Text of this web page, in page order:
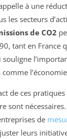
à une
les secteurs
de CO2
tant en France
de ces
sont
de
leurs